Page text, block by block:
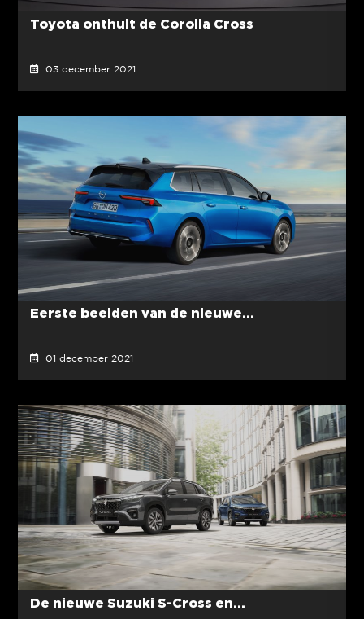
Toyota onthult de Corolla Cross
03 december 2021
Eerste beelden van de nieuwe...
01 december 2021
De nieuwe Suzuki S-Cross en...